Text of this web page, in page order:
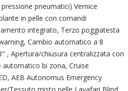
pneumatici) Vernice
in pelle con comandi
integrato, Terzo poggiatesta
Cambio automatico a 8
, Apertura/chiusura centralizzata con
bi zona, Cruise
AEB Autonomus Emergency